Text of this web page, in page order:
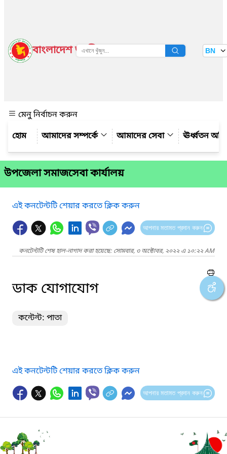
বাংলাদেশ জাতীয় তথ্য বাতায়ন BN
মেনু নির্বাচন করুন
আমাদের সম্পর্কে
আমাদের সেবা ঊর্ধ্বতন
উপজেলা সমাজসেবা কার্যালয়
এই কনটেন্টটি শেয়ার করতে ক্লিক করুন
আপনার মতামত প্রদান করুন
কনটেন্টটি শেষ হাল-নাগাদ করা হয়েছে: সোমবার, ৩ অক্টোবর, ২০২২ এ ১০:২২ AM
ডাক যোগাযোগ
কন্টেন্ট: পাতা
এই কনটেন্টটি শেয়ার করতে ক্লিক করুন
আপনার মতামত প্রদান করুন